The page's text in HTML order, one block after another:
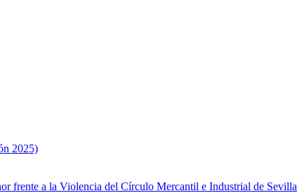
2025)
frente a la Violencia del Círculo Mercantil e Industrial de Sevilla